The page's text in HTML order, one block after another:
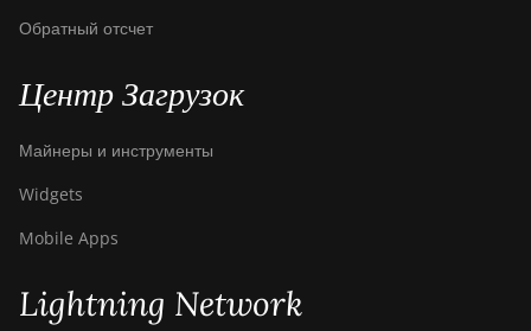
Обратный отсчет
Центр Загрузок
Майнеры и инструменты
Widgets
Mobile Apps
Lightning Network